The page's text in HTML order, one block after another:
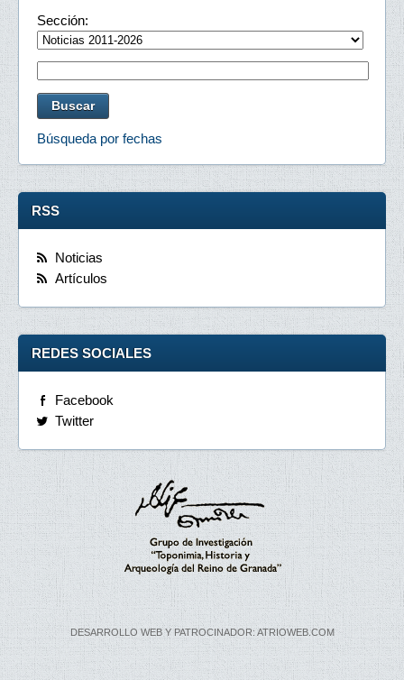
Sección:
Búsqueda por fechas
RSS
Noticias
Artículos
REDES SOCIALES
Facebook
Twitter
DESARROLLO WEB Y PATROCINADOR: ATRIOWEB.COM